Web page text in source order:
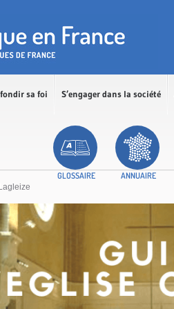
sa foi S’engager dans la société
GLOSSAIRE ANNUAIRE